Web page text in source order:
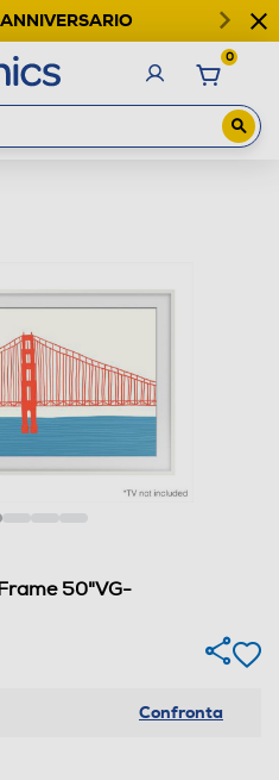
0
50"VG-
Confronta